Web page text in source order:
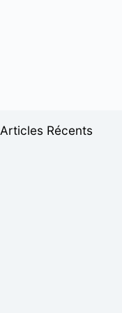
Articles Récents